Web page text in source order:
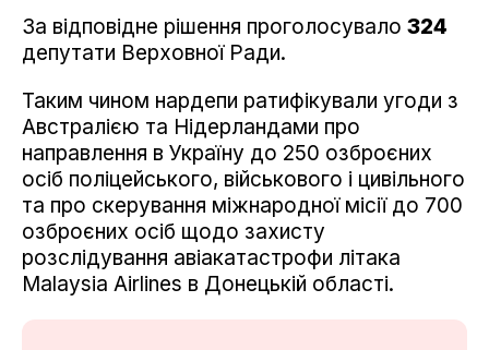
За відповідне рішення проголосувало 324
депутати Верховної Ради.
Таким чином нардепи ратифікували угоди з
Австралією та Нідерландами про
направлення в Україну до 250 озброєних
осіб поліцейського, військового і цивільного
та про скерування міжнародної місії до 700
озброєних осіб щодо захисту
розслідування авіакатастрофи літака
Malaysia Airlines в Донецькій області.